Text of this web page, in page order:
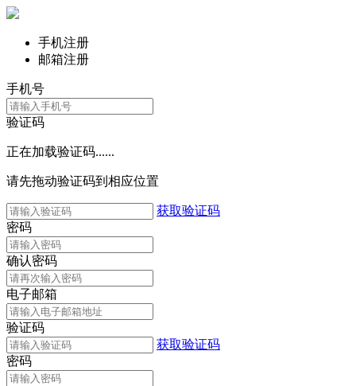
手机注册
邮箱注册
手机号
验证码
正在加载验证码......
请先拖动验证码到相应位置
获取验证码
密码
确认密码
电子邮箱
验证码
获取验证码
密码